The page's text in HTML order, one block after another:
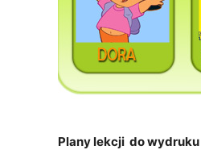
Plany lekcji do wydruku